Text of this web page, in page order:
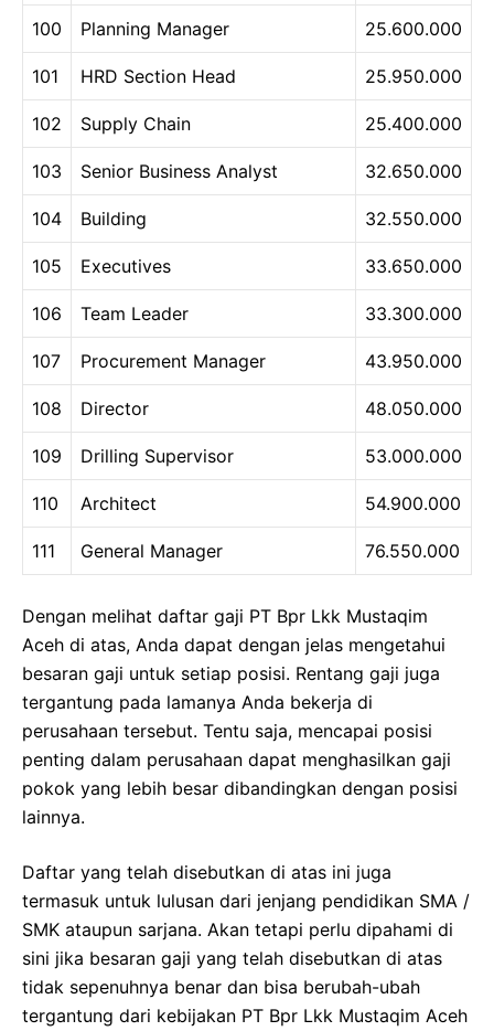
100 Planning Manager 25.600.000
101 HRD Section Head 25.950.000
102 Supply Chain 25.400.000
103 Senior Business Analyst 32.650.000
104 Building 32.550.000
105 Executives 33.650.000
106 Team Leader 33.300.000
107 Procurement Manager 43.950.000
108 Director 48.050.000
109 Drilling Supervisor 53.000.000
110 Architect 54.900.000
111 General Manager 76.550.000
Dengan melihat daftar gaji PT Bpr Lkk Mustaqim
Aceh di atas, Anda dapat dengan jelas mengetahui
besaran gaji untuk setiap posisi. Rentang gaji juga
tergantung pada lamanya Anda bekerja di
perusahaan tersebut. Tentu saja, mencapai posisi
penting dalam perusahaan dapat menghasilkan gaji
pokok yang lebih besar dibandingkan dengan posisi
lainnya.
Daftar yang telah disebutkan di atas ini juga
termasuk untuk lulusan dari jenjang pendidikan SMA /
SMK ataupun sarjana. Akan tetapi perlu dipahami di
sini jika besaran gaji yang telah disebutkan di atas
tidak sepenuhnya benar dan bisa berubah-ubah
tergantung dari kebijakan PT Bpr Lkk Mustaqim Aceh